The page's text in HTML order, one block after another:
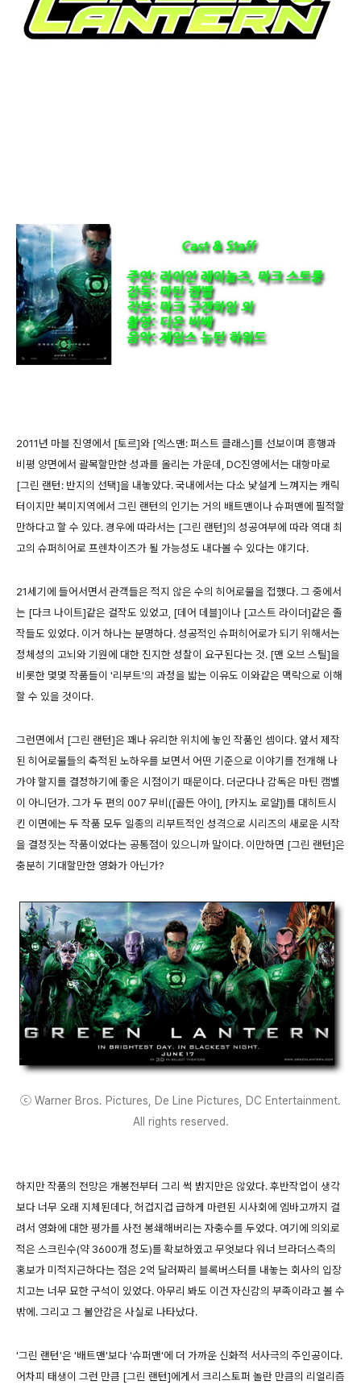
2011년 마블 진영에서 [토르]와 [엑스맨: 퍼스트 클래스]를 선보이며 흥행과
비평 양면에서 괄목할만한 성과를 올리는 가운데, DC진영에서는 대항마로
[그린 랜턴: 반지의 선택]을 내놓았다. 국내에서는 다소 낯설게 느껴지는 캐릭
터이지만 북미지역에서 그린 랜턴의 인기는 거의 배트맨이나 슈퍼맨에 필적할
만하다고 할 수 있다. 경우에 따라서는 [그린 랜턴]의 성공여부에 따라 역대 최
고의 슈퍼히어로 프렌차이즈가 될 가능성도 내다볼 수 있다는 얘기다.
21세기에 들어서면서 관객들은 적지 않은 수의 히어로물을 접했다. 그 중에서
는 [다크 나이트]같은 걸작도 있었고, [데어 데블]이나 [고스트 라이더]같은 졸
작들도 있었다. 이거 하나는 분명하다. 성공적인 슈퍼히어로가 되기 위해서는
정체성의 고뇌와 기원에 대한 진지한 성찰이 요구된다는 것. [맨 오브 스틸]을
비롯한 몇몇 작품들이 '리부트'의 과정을 밟는 이유도 이와같은 맥락으로 이해
할 수 있을 것이다.
그런면에서 [그린 랜턴]은 꽤나 유리한 위치에 놓인 작품인 셈이다. 앞서 제작
된 히어로물들의 축적된 노하우를 보면서 어떤 기준으로 이야기를 전개해 나
가야 할지를 결정하기에 좋은 시점이기 때문이다. 더군다나 감독은 마틴 캠벨
이 아니던가. 그가 두 편의 007 무비([골든 아이], [카지노 로얄])를 대히트시
킨 이면에는 두 작품 모두 일종의 리부트적인 성격으로 시리즈의 새로운 시작
을 결정짓는 작품이었다는 공통점이 있으니까 말이다. 이만하면 [그린 랜턴]은
충분히 기대할만한 영화가 아닌가?
ⓒ Warner Bros. Pictures, De Line Pictures, DC Entertainment.
All rights reserved.
하지만 작품의 전망은 개봉전부터 그리 썩 밝지만은 않았다. 후반작업이 생각
보다 너무 오래 지체된데다, 허겁지겁 급하게 마련된 시사회에 엠바고까지 걸
려서 영화에 대한 평가를 사전 봉쇄해버리는 자충수를 두었다. 여기에 의외로
적은 스크린수(약 3600개 정도)를 확보하였고 무엇보다 워너 브라더스측의
홍보가 미적지근하다는 점은 2억 달러짜리 블록버스터를 내놓는 회사의 입장
치고는 너무 묘한 구석이 있었다. 아무리 봐도 이건 자신감의 부족이라고 볼 수
밖에. 그리고 그 불안감은 사실로 나타났다.
'그린 랜턴'은 '배트맨'보다 '슈퍼맨'에 더 가까운 신화적 서사극의 주인공이다.
어차피 태생이 그런 만큼 [그린 랜턴]에게서 크리스토퍼 놀란 만큼의 리얼리즘